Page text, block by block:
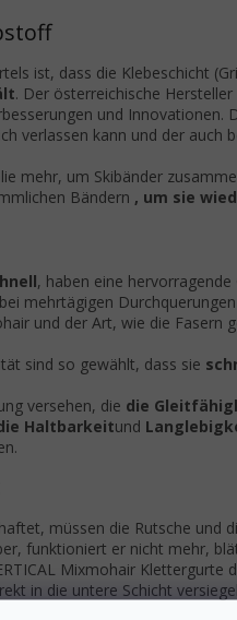
ist, dass die Klebeschicht
. Der österreichische
und Innovationen.
verlassen kann und der auch
mehr, um Skibänder
Bändern , um sie
, haben eine hervorragende
bei mehrtägigen Durchquerungen
und der Art, wie die Fasern
sind so gewählt, dass sie
versehen, die die
Haltbarkeitund
müssen die Rutsche und
funktioniert er nicht mehr,
Mixmohair Klettergurte
in die untere Schicht